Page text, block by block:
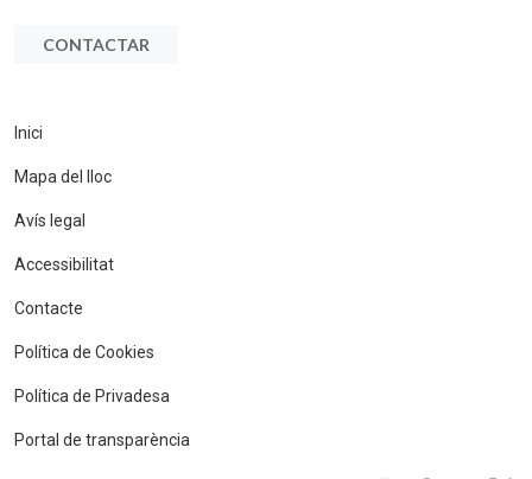
CONTACTAR
Inici
Mapa del lloc
Avís legal
Accessibilitat
Contacte
Política de Cookies
Política de Privadesa
Portal de transparència